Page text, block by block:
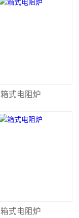
箱式电阻炉
箱式电阻炉